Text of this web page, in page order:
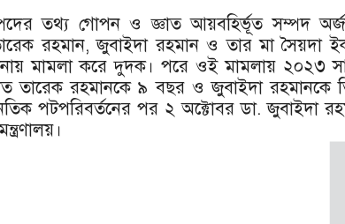
তথ্য গোপন ও জ্ঞাত আয়বহির্ভূত সম্পদ
রহমান, জুবাইদা রহমান ও তার মা সৈয়দা
মামলা করে দুদক। পরে ওই মামলায় ২০২৩
রহমানকে ৯ বছর ও জুবাইদা রহমানকে
পটপরিবর্তনের পর ২ অক্টোবর ডা. জুবাইদা